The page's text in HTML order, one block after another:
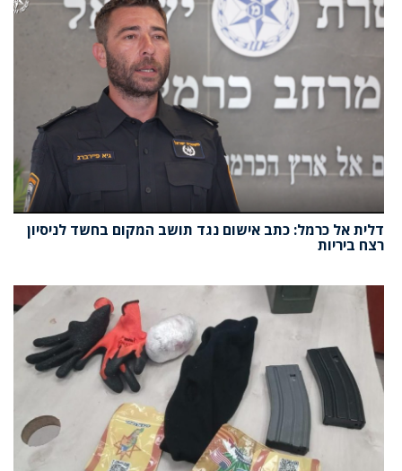
דלית אל כרמל: כתב אישום נגד תושב המקום בחשד לניסיון
רצח ביריות